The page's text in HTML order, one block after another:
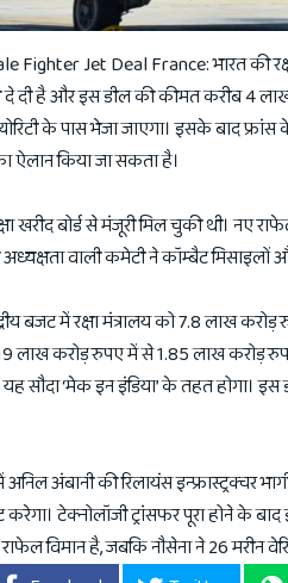
Fighter Jet Deal France: भारत की
दे दी है और इस डील की कीमत करीब 4
के पास भेजा जाएगा। इसके बाद फ्रांस
ऐलान किया जा सकता है।
खरीद बोर्ड से मंजूरी मिल चुकी थी। नए
वाली कमेटी ने कॉम्बैट
बजट में रक्षा मंत्रालय को 7.8 लाख
लाख करोड़ रुपए में से 1.85 लाख करोड़
सौदा ‘मेक इन इंडिया’ के तहत होगा।
अंबानी की रिलायंस इन्फ्रास्ट्रक्चर
करेगा। टेक्नोलॉजी ट्रांसफर पूरा होने के
विमान है, जबकि नौसेना ने 26 मरीन